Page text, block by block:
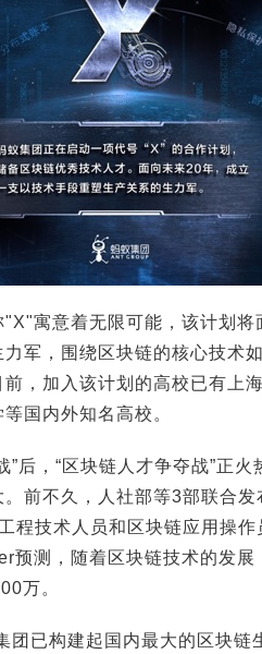
寓意着无限可能，该计划将
军，围绕区块链的核心技术
，加入该计划的高校已有上
国内外知名高校。
后，“区块链人才争夺战”正火
前不久，人社部等3部联合
程技术人员和区块链应用操
预测，随着区块链技术的发展
万。
团已构建起国内最大的区块链